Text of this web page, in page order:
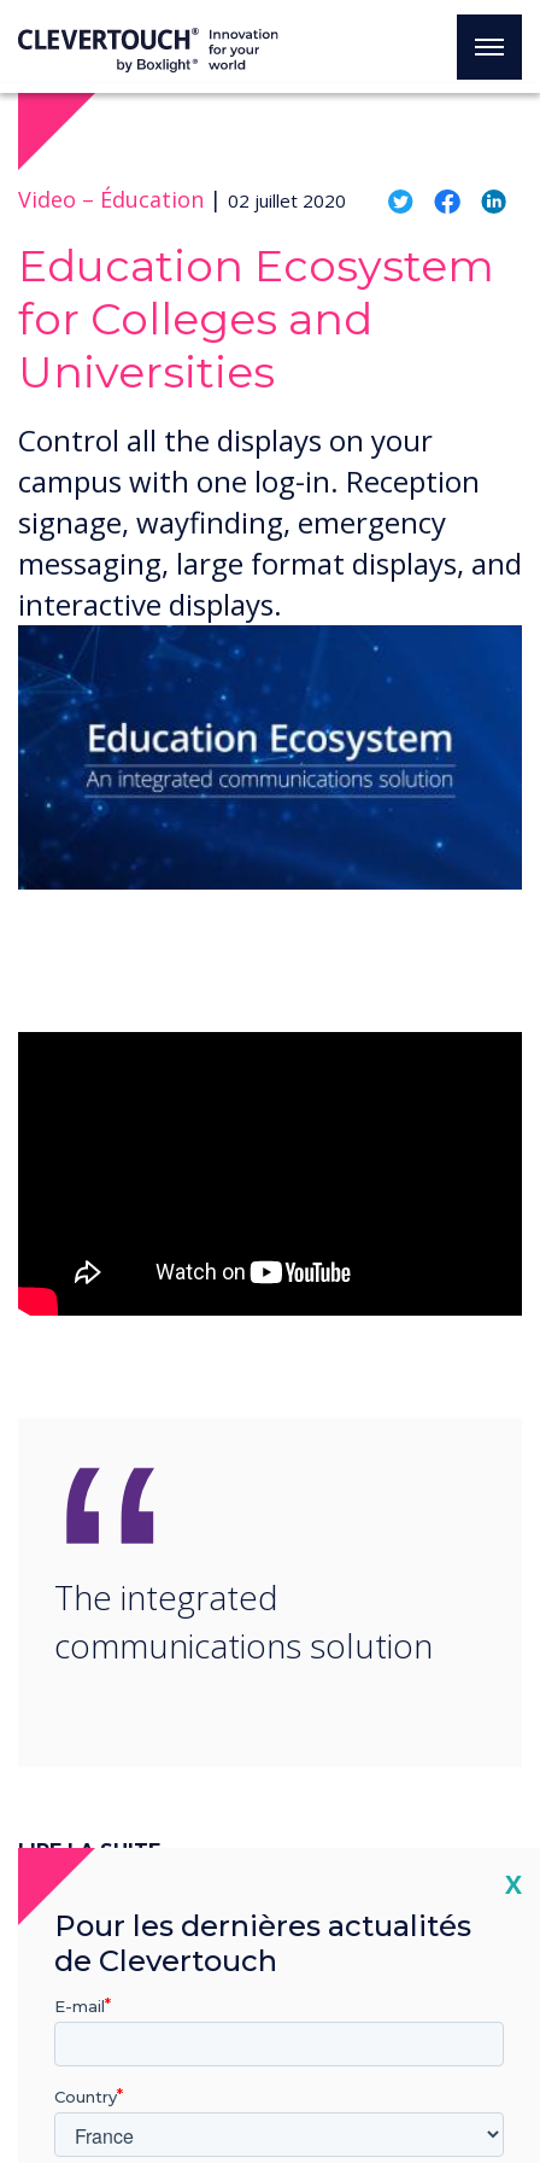
Video – Éducation | 02 juillet 2020
Education Ecosystem
for Colleges and
Universities
Control all the displays on your
campus with one log-in. Reception
signage, wayfinding, emergency
messaging, large format displays, and
interactive displays.
LIRE LA SUITE
“
The integrated
communications solution
X
Pour les dernières actualités
de Clevertouch
E-mail
Country